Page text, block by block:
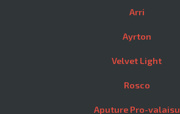
Arri
Ayrton
Velvet Light
Rosco
Aputure Pro-valaisu